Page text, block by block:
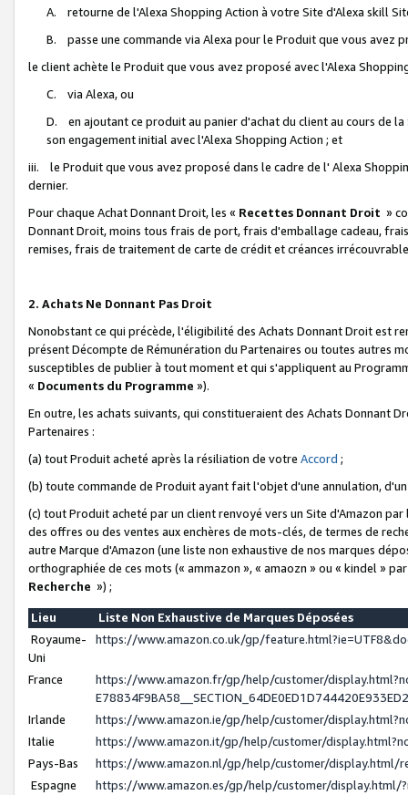
A. retourne de l'Alexa Shopping Action à votre Site d'Alexa skill
B. passe une commande via Alexa pour le Produit que vous avez
le client achète le Produit que vous avez proposé avec l'Alexa
C. via Alexa, ou
D. en ajoutant ce produit au panier d'achat du client au cours de
son engagement initial avec l'Alexa Shopping Action ; et
iii. le Produit que vous avez proposé dans le cadre de l' Alexa
dernier.
Pour chaque Achat Donnant Droit, les « Recettes Donnant Droit »
Donnant Droit, moins tous frais de port, frais d'emballage cadeau,
remises, frais de traitement de carte de crédit et créances
2. Achats Ne Donnant Pas Droit
Nonobstant ce qui précède, l'éligibilité des Achats Donnant Droit est
présent Décompte de Rémunération du Partenaires ou toutes autres
susceptibles de publier à tout moment et qui s'appliquent au
« Documents du Programme »).
En outre, les achats suivants, qui constitueraient des Achats Donnant
Partenaires :
(a) tout Produit acheté après la résiliation de votre Accord ;
(b) toute commande de Produit ayant fait l'objet d'une annulation,
(c) tout Produit acheté par un client renvoyé vers un Site d'Amazon
des offres ou des ventes aux enchères de mots-clés, de termes de
autre Marque d'Amazon (une liste non exhaustive de nos marques
orthographiée de ces mots (« ammazon », « amaozn » ou « kindel »
Recherche ») ;
Lieu
Liste Non Exhaustive de Marques Déposées
Royaume-
Uni
https://www.amazon.co.uk/gp/
France
https://www.amazon.fr/gp/help/customer/
Irlande
https://www.amazon.ie/gp/help/customer/
Italie
https://www.amazon.it/gp/help/customer/
Pays-Bas
https://www.amazon.nl/gp/help/customer/display.html/
Espagne
https://www.amazon.es/gp/help/customer/display.html/